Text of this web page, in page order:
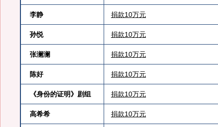
李静 捐款10万元
孙悦 捐款10万元
张澜澜 捐款10万元
陈好 捐款10万元
《身份的证明》剧组 捐款10万元
高希希 捐款10万元